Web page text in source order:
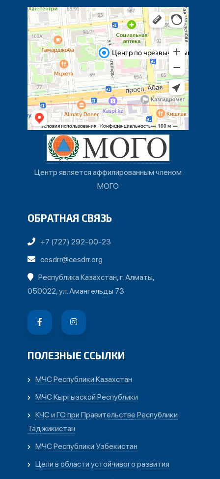
Центр является аффилированным членом
МОГО
ОБРАТНАЯ СВЯЗЬ
+7 (727) 292-00-23
cesdrr@cesdrr.org
Республика Казахстан, г. Алматы,
050022, ул. Амангельды 73
ПОЛЕЗНЫЕ ССЫЛКИ
МЧС Республики Казахстан
МЧС Кыргызской Республики
КЧС и ГО при Правительстве Республики
Таджикистан
МЧС Республики Узбекистан
Цели в области устойчивого развития